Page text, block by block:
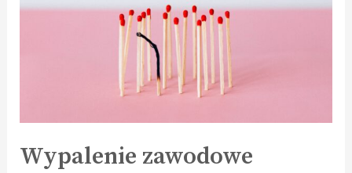
Wypalenie zawodowe